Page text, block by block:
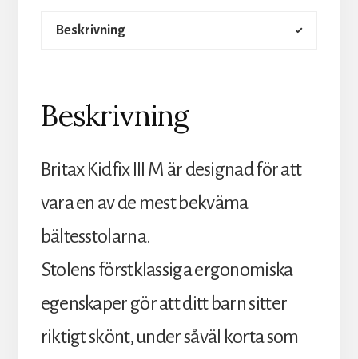
Beskrivning
Beskrivning
Britax Kidfix III M är designad för att
vara en av de mest bekväma
bältesstolarna.
Stolens förstklassiga ergonomiska
egenskaper gör att ditt barn sitter
riktigt skönt, under såväl korta som